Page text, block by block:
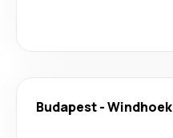
Budapest-Windhoek